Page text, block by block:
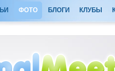
ФОТО БЛОГИ КЛУБЫ